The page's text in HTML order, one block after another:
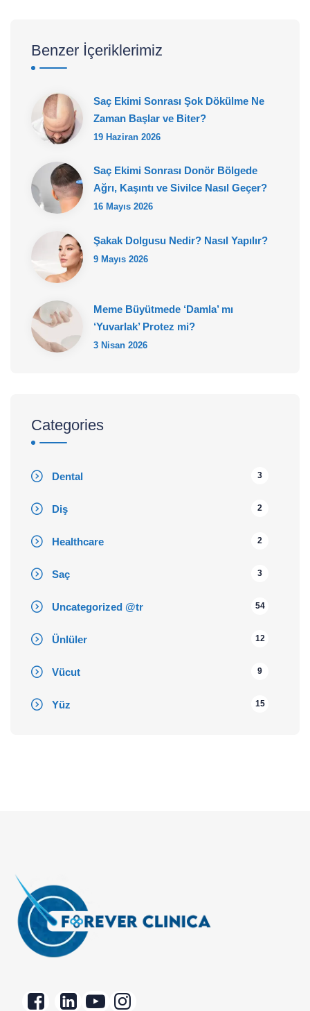
Benzer İçeriklerimiz
Saç Ekimi Sonrası Şok Dökülme Ne
Zaman Başlar ve Biter?
19 Haziran 2026
Saç Ekimi Sonrası Donör Bölgede
Ağrı, Kaşıntı ve Sivilce Nasıl Geçer?
16 Mayıs 2026
Şakak Dolgusu Nedir? Nasıl Yapılır?
9 Mayıs 2026
Meme Büyütmede ‘Damla’ mı
‘Yuvarlak’ Protez mi?
3 Nisan 2026
Categories
Dental 3
Diş 2
Healthcare 2
Saç 3
Uncategorized @tr 54
Ünlüler 12
Vücut 9
Yüz 15